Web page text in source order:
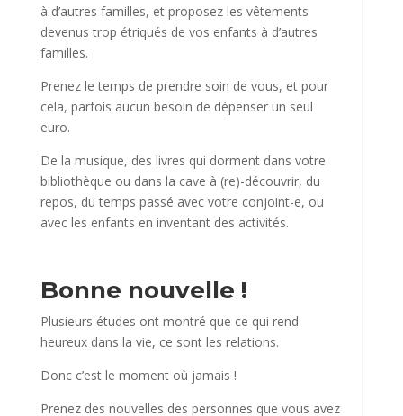
à d’autres familles, et proposez les vêtements
devenus trop étriqués de vos enfants à d’autres
familles.
Prenez le temps de prendre soin de vous, et pour
cela, parfois aucun besoin de dépenser un seul
euro.
De la musique, des livres qui dorment dans votre
bibliothèque ou dans la cave à (re)-découvrir, du
repos, du temps passé avec votre conjoint-e, ou
avec les enfants en inventant des activités.
Bonne nouvelle !
Plusieurs études ont montré que ce qui rend
heureux dans la vie, ce sont les relations.
Donc c’est le moment où jamais !
Prenez des nouvelles des personnes que vous avez